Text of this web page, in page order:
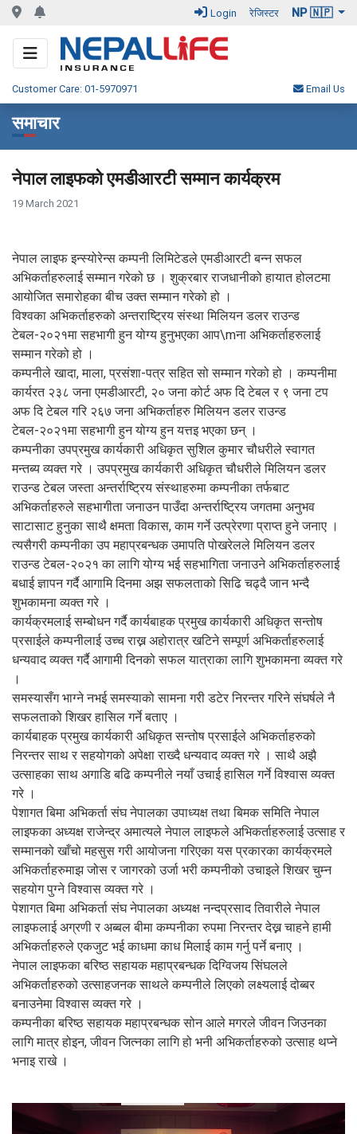
Login रेजिस्टर NP 🇳🇵
Customer Care: 01-5970971 Email Us
समाचार
नेपाल लाइफको एमडीआरटी सम्मान कार्यक्रम
19 March 2021
नेपाल लाइफ इन्स्योरेन्स कम्पनी लिमिटेडले एमडीआरटी बन्न सफल
अभिकर्ताहरुलाई सम्मान गरेको छ । शुक्रबार राजधानीको हायात होलटमा
आयोजित समारोहका बीच उक्त सम्मान गरेको हो ।
विश्वका अभिकर्ताहरुको अन्तराष्ट्रिय संस्था मिलियन डलर राउन्ड
टेबल-२०२१मा सहभागी हुन योग्य हुनुभएका आप\mना अभिकर्ताहरुलाई
सम्मान गरेको हो ।
कम्पनीले खादा, माला, प्रसंशा-पत्र सहित सो सम्मान गरेको हो । कम्पनीमा
कार्यरत २३८ जना एमडीआरटी, २० जना कोर्ट अफ दि टेबल र ९ जना टप
अफ दि टेबल गरि २६७ जना अभिकर्ताहरु मिलियन डलर राउन्ड
टेबल-२०२१मा सहभागी हुन योग्य हुन यत्तइ भएका छन् ।
कम्पनीका उपप्रमुख कार्यकारी अधिकृत सुशिल कुमार चौधरीले स्वागत
मन्तब्य व्यक्त गरे । उपप्रमुख कार्यकारी अधिकृत चौधरीले मिलियन डलर
राउन्ड टेबल जस्ता अन्तर्राष्ट्रिय संस्थाहरुमा कम्पनीका तर्फबाट
अभिकर्ताहरुले सहभागीता जनाउन पाउँदा अन्तर्राष्ट्रिय जगतमा अनुभव
साटासाट हुनुका साथै क्षमता विकास, काम गर्ने उत्प्रेरणा प्राप्त हुने जनाए ।
त्यसैगरी कम्पनीका उप महाप्रबन्धक उमापति पोखरेलले मिलियन डलर
राउन्ड टेबल-२०२१ का लागि योग्य भई सहभागिता जनाउने अभिकर्ताहरुलाई
बधाई ज्ञापन गर्दै आगामि दिनमा अझ सफलताको सिढि चढ्दै जान भन्दै
शुभकामना व्यक्त गरे ।
कार्यक्रमलाई सम्बोधन गर्दै कार्यबाहक प्रमुख कार्यकारी अधिकृत सन्तोष
प्रसाईले कम्पनीलाई उच्च राख्न अहोरात्र खटिने सम्पूर्ण अभिकर्ताहरुलाई
धन्यवाद व्यक्त गर्दै आगामी दिनको सफल यात्राका लागि शुभकामना व्यक्त गरे
।
समस्यासँग भाग्ने नभई समस्याको सामना गरी डटेर निरन्तर गरिने संघर्षले नै
सफलताको शिखर हासिल गर्ने बताए ।
कार्यबाहक प्रमुख कार्यकारी अधिकृत सन्तोष प्रसाईले अभिकर्ताहरुको
निरन्तर साथ र सहयोगको अपेक्षा राख्दै धन्यवाद व्यक्त गरे । साथै अझै
उत्साहका साथ अगाडि बढि कम्पनीले नयाँ उचाई हासिल गर्ने विश्वास व्यक्त
गरे ।
पेशागत बिमा अभिकर्ता संघ नेपालका उपाध्यक्ष तथा बिमक समिति नेपाल
लाइफका अध्यक्ष राजेन्द्र अमात्यले नेपाल लाइफले अभिकर्ताहरुलाई उत्साह र
सम्मानको खाँचो महसुस गरी आयोजना गरिएका यस प्रकारका कार्यक्रमले
अभिकर्ताहरुमाझ जोस र जागरको उर्जा भरी कम्पनीको उचाइले शिखर चुम्न
सहयोग पुग्ने विश्वास व्यक्त गरे ।
पेशागत बिमा अभिकर्ता संघ नेपालका अध्यक्ष नन्दप्रसाद तिवारीले नेपाल
लाइफलाई अग्रणी र अब्बल बीमा कम्पनीका रुपमा निरन्तर देख्न चाहने हामी
अभिकर्ताहरुले एकजुट भई काधमा काध मिलाई काम गर्नु पर्ने बनाए ।
नेपाल लाइफका बरिष्ठ सहायक महाप्रबन्धक दिग्विजय सिंघलले
अभिकर्ताहरुको उत्साहजनक साथले कम्पनीले लिएको लक्ष्यलाई दोब्बर
बनाउनेमा विश्वास व्यक्त गरे ।
कम्पनीका बरिष्ठ सहायक महाप्रबन्धक सोन आले मगरले जीवन जिउनका
लागि मात्र होइन, जीवन जित्नका लागि हो भनी अभिकर्ताहरुको उत्साह थप्ने
भनाइ राखे ।